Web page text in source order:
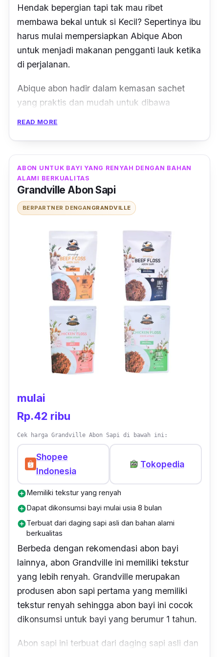
Aiko abon tersedia dalam 3 varian rasa yaitu
abon ayam, abon sapi dan salmon. Cocok
dikonsumsi untuk bayi yang sudah MPASI,
anak-anak, orang dewasa sebagai
pendamping lauk karena non kolesterol,
Hendak bepergian tapi tak mau ribet
membawa bekal untuk si Kecil? Sepertinya ibu
harus mulai mempersiapkan Abique Abon
untuk menjadi makanan pengganti lauk ketika
di perjalanan.
Abique abon hadir dalam kemasan sachet
yang praktis dan mudah untuk dibawa
cocok untuk bayi yang berumur 9 bulan.
Selain itu, Abique Abon ini terbuat dari daging
ikan lele pilihan yang dipadukan dengan
nyaman di lidah semua kalangan baik muda
maupun tua. Harganya juga sangat murah
dan terjangkau, hanya dengan 10ribuan saja
Ibu bisa memberikan abon bayi yang bagus
untuk si kecil.
READ MORE
ABON UNTUK BAYI YANG RENYAH DENGAN BAHAN
ALAMI BERKUALITAS
Grandville Abon Sapi
BERPARTNER DENGAN GRANDVILLE
mulai
Rp.42 ribu
Cek harga Grandville Abon Sapi di bawah ini:
Shopee
Indonesia
Tokopedia
add_circleMemiliki tekstur yang renyah
add_circleDapat dikonsumsi bayi mulai usia 8 bulan
add_circleTerbuat dari daging sapi asli dan bahan alami
berkualitas
Berbeda dengan rekomendasi abon bayi
lainnya, abon Grandville ini memiliki tekstur
yang lebih renyah. Grandville merupakan
produsen abon sapi pertama yang memiliki
tekstur renyah sehingga abon bayi ini cocok
dikonsumsi untuk bayi yang berumur 1 tahun.
Abon sapi ini terbuat dari daging sapi asli dan